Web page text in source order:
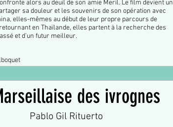
alors au deuil de son amie Meril. Le film devient un
sa douleur et les souvenirs de son opération avec
elles-mêmes au début de leur propre parcours de
en Thaïlande, elles partent à la recherche des
et d’un futur meilleur.
des ivrognes
Pablo Gil Rituerto